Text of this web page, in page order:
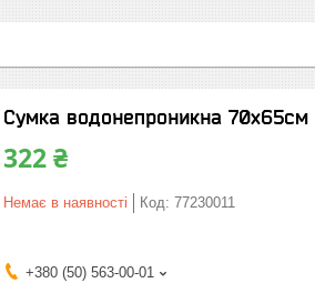
Сумка водонепроникна
322 ₴
Немає в наявності Код: 77230011
+380 (50) 563-00-01